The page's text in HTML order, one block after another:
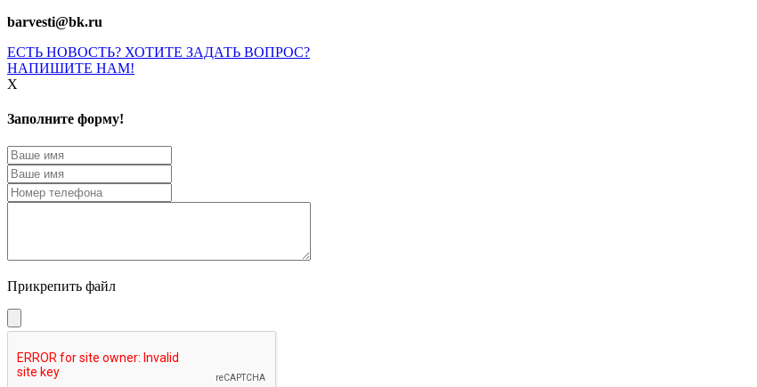
barvesti@bk.ru
ЕСТЬ НОВОСТЬ? ХОТИТЕ ЗАДАТЬ ВОПРОС?
НАПИШИТЕ НАМ!
X
Заполните форму!
Прикрепить файл